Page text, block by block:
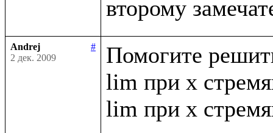
Andrej
#
2 дек. 2009
Помогите
lim при x